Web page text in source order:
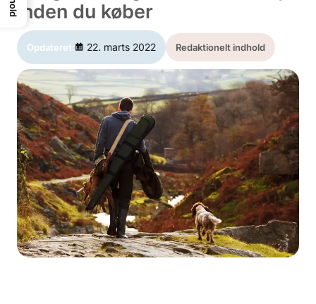
inden du køber
Opdateret: 22. marts 2022 Redaktionelt indhold